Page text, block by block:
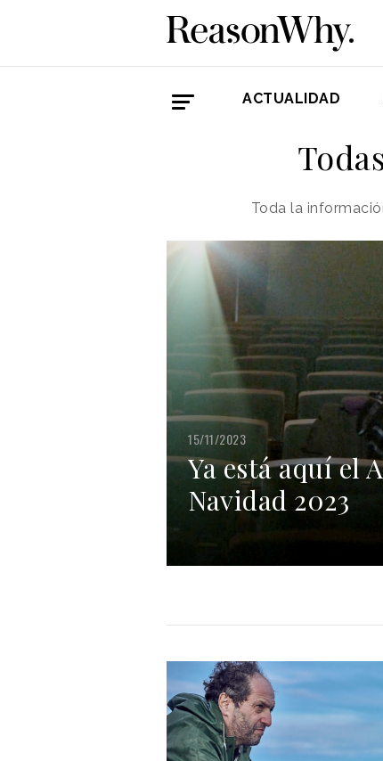
ACTUALIDAD
Toda la
15/11/2023
Ya está aquí el
Navidad 2023